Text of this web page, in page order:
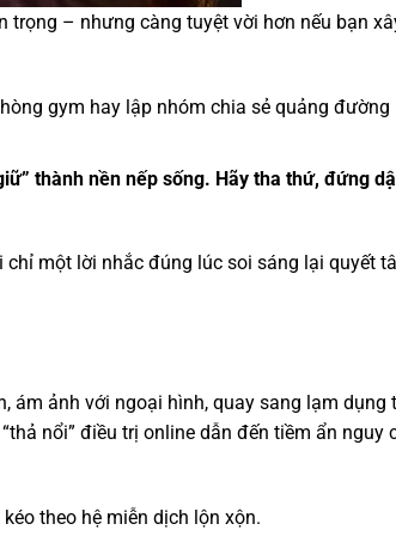
trọng – nhưng càng tuyệt vời hơn nếu bạn
gym hay lập nhóm chia sẻ quảng đường
thành nền nếp sống. Hãy tha thứ, đứng
chỉ một lời nhắc đúng lúc soi sáng lại quyết
ám ảnh với ngoại hình, quay sang lạm dụng
nổi” điều trị online dẫn đến tiềm ẩn nguy
theo hệ miễn dịch lộn xộn.